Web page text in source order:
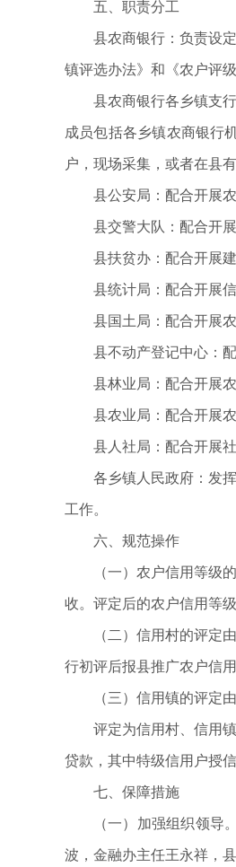
五、职责分工
县农商银行：负责设
镇评选办法》和《农户评
县农商银行各乡镇支
成员包括各乡镇农商银行
户，现场采集，或者在县
县公安局：配合开展
县交警大队：配合开
县扶贫办：配合开展
县统计局：配合开展
县国土局：配合开展
县不动产登记中心：
县林业局：配合开展
县农业局：配合开展
县人社局：配合开展
各乡镇人民政府：发
工作。
六、规范操作
（一）农户信用等
收。评定后的农户信用等
（二）信用村的评
行初评后报县推广农户信
（三）信用镇的评定
评定为信用村、信用
贷款，其中特级信用户授
七、保障措施
（一）加强组织领
波，金融办主任王永祥，